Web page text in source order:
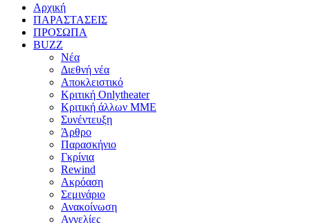
Αρχική
ΠΑΡΑΣΤΑΣΕΙΣ
ΠΡΟΣΩΠΑ
BUZZ
Νέα
Διεθνή νέα
Αποκλειστικό
Κριτική Onlytheater
Κριτική άλλων ΜΜΕ
Συνέντευξη
Άρθρο
Παρασκήνιο
Γκρίνια
Rewind
Ακρόαση
Σεμινάριο
Ανακοίνωση
Αγγελίες